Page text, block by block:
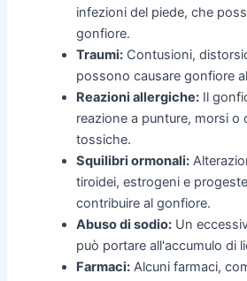
infezioni del piede, che
gonfiore.
Traumi: Contusioni,
possono causare gonfiore
Reazioni allergiche: Il
reazione a punture, morsi
tossiche.
Squilibri ormonali:
tiroidei, estrogeni e
contribuire al gonfiore.
Abuso di sodio: Un
può portare all'accumulo di
Farmaci: Alcuni farmaci,